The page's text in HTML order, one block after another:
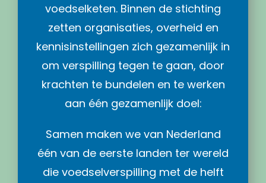
voedselketen. Binnen de stichting
zetten organisaties, overheid en
kennisinstellingen zich gezamenlijk in
om verspilling tegen te gaan, door
krachten te bundelen en te werken
aan één gezamenlijk doel:
Samen maken we van Nederland
één van de eerste landen ter wereld
die voedselverspilling met de helft